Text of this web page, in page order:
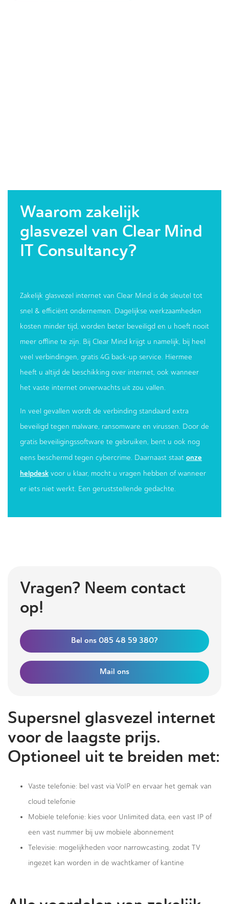
Waarom zakelijk
glasvezel van Clear Mind
IT Consultancy?
Zakelijk glasvezel internet van Clear Mind is de sleutel tot
snel & efficiënt ondernemen. Dagelijkse werkzaamheden
kosten minder tijd, worden beter beveiligd en u hoeft nooit
meer offline te zijn. Bij Clear Mind krijgt u namelijk, bij heel
veel verbindingen, gratis 4G back-up service. Hiermee
heeft u altijd de beschikking over internet, ook wanneer
het vaste internet onverwachts uit zou vallen.
In veel gevallen wordt de verbinding standaard extra
beveiligd tegen malware, ransomware en virussen. Door de
gratis beveiligingssoftware te gebruiken, bent u ook nog
eens beschermd tegen cybercrime. Daarnaast staat onze
helpdesk voor u klaar, mocht u vragen hebben of wanneer
er iets niet werkt. Een geruststellende gedachte.
Vragen? Neem contact
op!
Bel ons 085 48 59 380?
Mail ons
Supersnel glasvezel internet
voor de laagste prijs.
Optioneel uit te breiden met:
Vaste telefonie: bel vast via VoIP en ervaar het gemak van
cloud telefonie
Mobiele telefonie: kies voor Unlimited data, een vast IP of
een vast nummer bij uw mobiele abonnement
Televisie: mogelijkheden voor narrowcasting, zodat TV
ingezet kan worden in de wachtkamer of kantine